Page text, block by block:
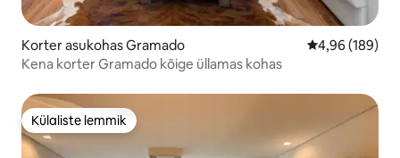
Korter asukohas Gramado Keskmine
4,96 (189)
Kena korter Gramado kõige üllamas kohas
Külaliste lemmik
Külaliste lemmik